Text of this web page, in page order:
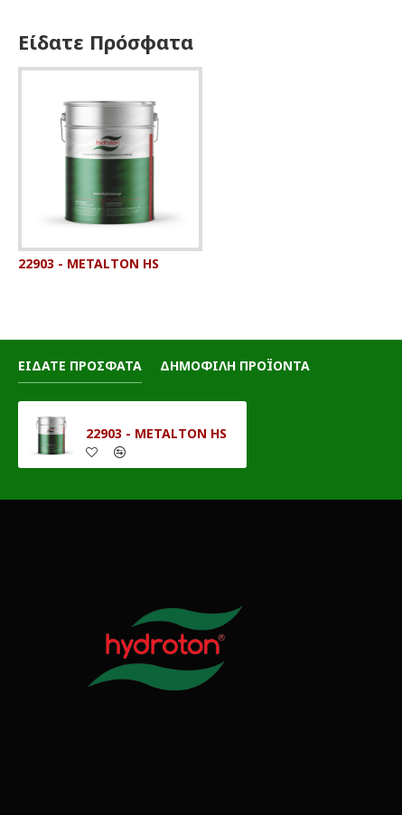
Είδατε Πρόσφατα
22903 - METALTON HS
ΕΙΔΑΤΕ ΠΡΟΣΦΑΤΑ ΔΗΜΟΦΙΛΗ ΠΡΟΪΟΝΤΑ
22903 - METALTON HS